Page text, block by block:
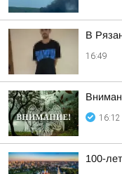
В
16:49
16:12
100-